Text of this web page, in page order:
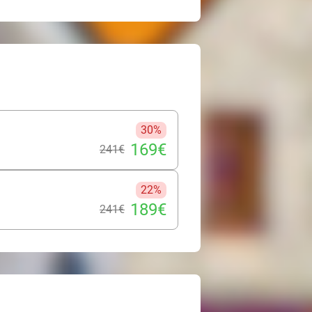
30%
241€ 169€
22%
241€ 189€